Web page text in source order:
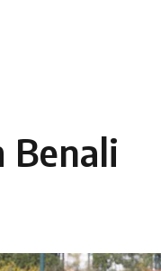
Benali